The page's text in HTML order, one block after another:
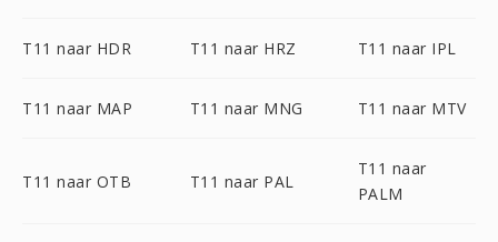
T11 naar HDR T11 naar HRZ T11 naar IPL
T11 naar MAP T11 naar MNG T11 naar MTV
T11 naar OTB T11 naar PAL
T11 naar
PALM